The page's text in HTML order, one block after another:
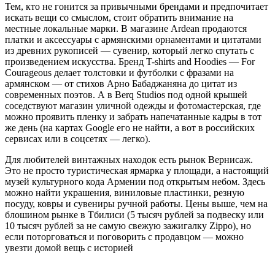
Тем, кто не гонится за привычными брендами и предпочитает
искать вещи со смыслом, стоит обратить внимание на
местные локальные марки. В магазине Ardean продаются
платки и аксессуары с армянскими орнаментами и цитатами
из древних рукописей — сувенир, который легко спутать с
произведением искусства. Бренд T-shirts and Hoodies — For
Courageous делает толстовки и футболки с фразами на
армянском — от стихов Арно Бабаджаняна до цитат из
современных поэтов. А в Berq Studios под одной крышей
соседствуют магазин уличной одежды и фотомастерская, где
можно проявить пленку и забрать напечатанные кадры в тот
же день (на картах Google его не найти, а вот в российских
сервисах или в соцсетях — легко).
Для любителей винтажных находок есть рынок Вернисаж.
Это не просто туристическая ярмарка у площади, а настоящий
музей культурного кода Армении под открытым небом. Здесь
можно найти украшения, виниловые пластинки, резную
посуду, ковры и сувениры ручной работы. Цены выше, чем на
блошином рынке в Тбилиси (5 тысяч рублей за подвеску или
10 тысяч рублей за не самую свежую зажигалку Zippo), но
если поторговаться и поговорить с продавцом — можно
увезти домой вещь с историей